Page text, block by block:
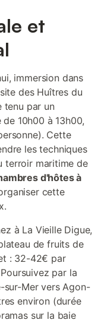
et
immersion dans
des Huîtres du
tenu par un
10h00 à 13h00,
Cette
les techniques
terroir maritime de
d'hôtes à
cette
à La Vieille Digue,
de fruits de
: 32-42€ par
par la
sur-Mer vers Agon-
environ (durée
sur la baie